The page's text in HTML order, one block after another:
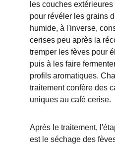
les couches
pour révéler les grains
humide, à l'inverse,
cerises peu après la
tremper les fèves pour
puis à les faire
profils aromatiques.
traitement confère des
uniques au café cerise.
Après le traitement,
est le séchage des